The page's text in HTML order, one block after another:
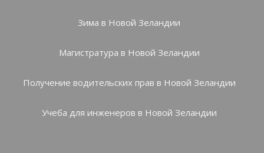
Зима в Новой Зеландии
Магистратура в Новой Зеландии
Получение водительских прав в Новой Зеландии
Учеба для инженеров в Новой Зеландии